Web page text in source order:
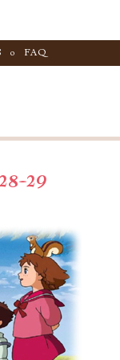
FAQ
29